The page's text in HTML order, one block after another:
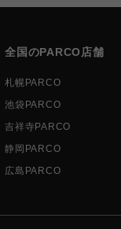
全国のPARCO店舗
札幌PARCO
池袋PARCO
吉祥寺PARCO
静岡PARCO
広島PARCO